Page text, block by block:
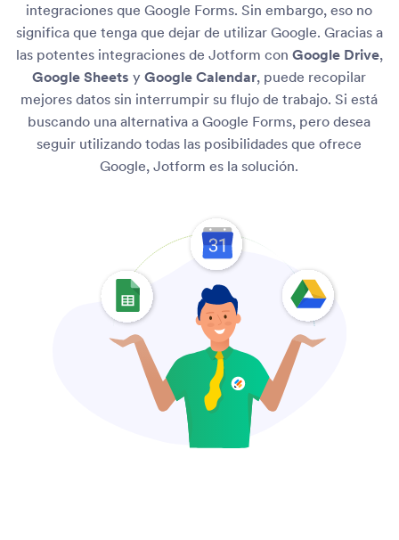
integraciones que Google Forms. Sin embargo, eso no
significa que tenga que dejar de utilizar Google. Gracias a
las potentes integraciones de Jotform con Google Drive,
Google Sheets yGoogle Calendar, puede recopilar
mejores datos sin interrumpir su flujo de trabajo. Si está
buscando una alternativa a Google Forms, pero desea
seguir utilizando todas las posibilidades que ofrece
Google, Jotform es la solución.